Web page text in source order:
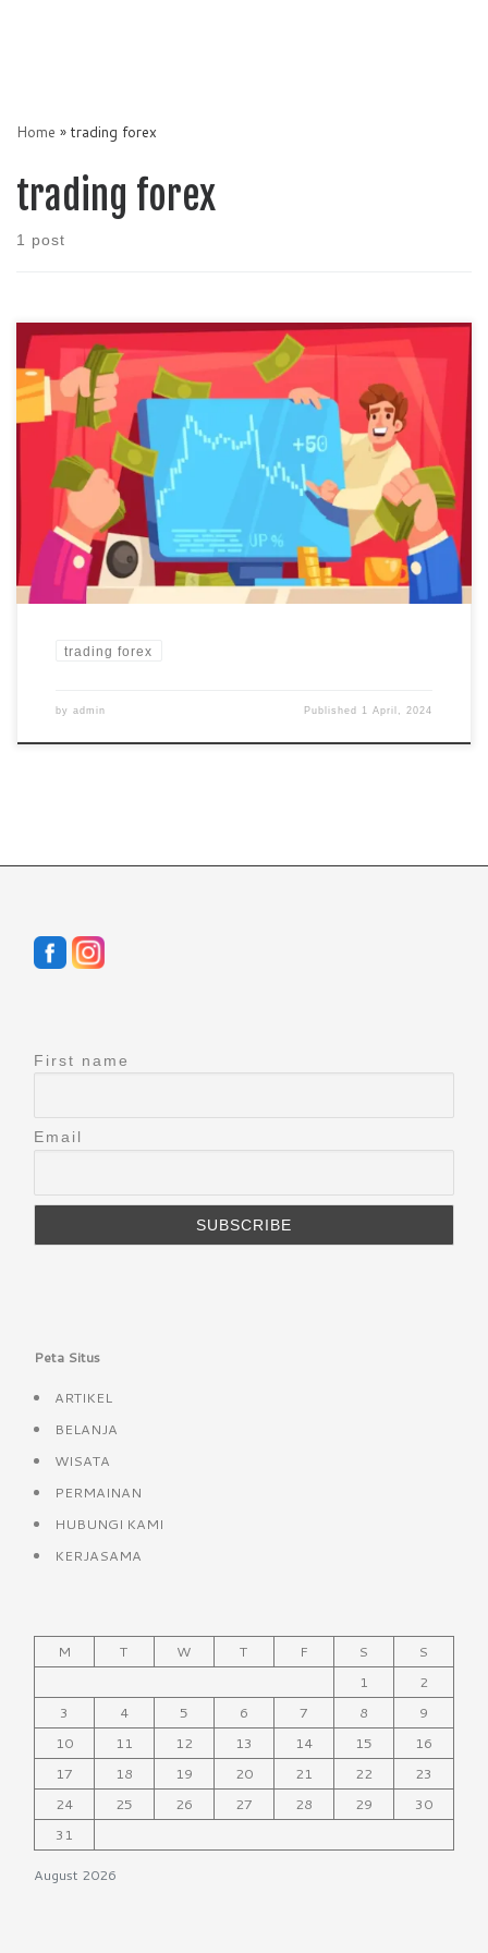
Home » trading forex
trading forex
1 post
Forex merupakan mata uang yang digunakan oleh tiap negara
yang termasuk juga investasi apabila digunakan dalam pertukaran
nilai mata uang tersebut. Melakukan pembelian dan penjualan
untuk menghasilkan keuntungan sangat menggiurkan bagi setiap
orang apabila nilai mata uang tersebut besar. Pihak yang
menerima pertukaran mata uang ini bisa disebut Broker dan […]
trading forex
by admin Published 1 April, 2024
First name
Email
Peta Situs
ARTIKEL
BELANJA
WISATA
PERMAINAN
HUBUNGI KAMI
KERJASAMA
August 2026
M T W T F S
S
1
2
3
4 5 6 7 8
9
10
11 12 13 14 15
16
17
18 19 20 21 22
23
24
25 26 27 28 29
30
31